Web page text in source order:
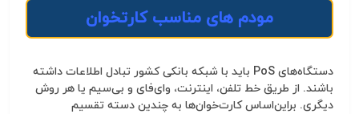
مودم های مناسب کارتخوان
دستگاه‌های PoS باید با شبکه بانکی کشور تبادل اطلاعات داشته
باشند. از طریق خط تلفن، اینترنت، وای‌فای و بی‌سیم یا هر روش
دیگری. براین‌اساس کارت‌خوان‌ها به چندین دسته تقسیم